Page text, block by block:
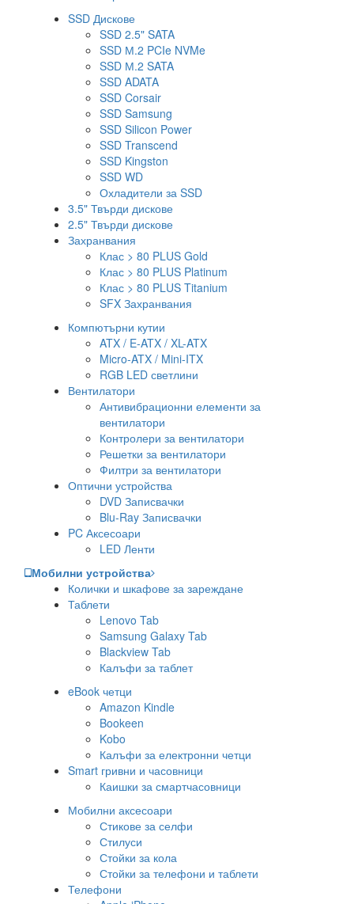
SSD Дискове
SSD 2.5" SATA
SSD М.2 PCIe NVMe
SSD М.2 SATA
SSD ADATA
SSD Corsair
SSD Samsung
SSD Silicon Power
SSD Transcend
SSD Kingston
SSD WD
Охладители за SSD
3.5" Твърди дискове
2.5" Твърди дискове
Захранвания
Клас > 80 PLUS Gold
Клас > 80 PLUS Platinum
Клас > 80 PLUS Titanium
SFX Захранвания
Компютърни кутии
ATX / E-ATX / XL-ATX
Micro-ATX / Mini-ITX
RGB LED светлини
Вентилатори
Антивибрационни елементи за
вентилатори
Контролери за вентилатори
Решетки за вентилатори
Филтри за вентилатори
Оптични устройства
DVD Записвачки
Blu-Ray Записвачки
PC Аксесоари
LED Ленти
Мобилни устройства
Колички и шкафове за зареждане
Таблети
Lenovo Tab
Samsung Galaxy Tab
Blackview Tab
Калъфи за таблет
eBook четци
Amazon Kindle
Bookeen
Kobo
Калъфи за електронни четци
Smart гривни и часовници
Каишки за смартчасовници
Мобилни аксесоари
Стикове за селфи
Стилуси
Стойки за кола
Стойки за телефони и таблети
Телефони